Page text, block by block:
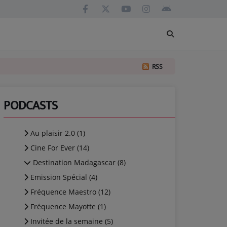
RSS
PODCASTS
Au plaisir 2.0 (1)
Cine For Ever (14)
Destination Madagascar (8)
Emission Spécial (4)
Fréquence Maestro (12)
Fréquence Mayotte (1)
Invitée de la semaine (5)